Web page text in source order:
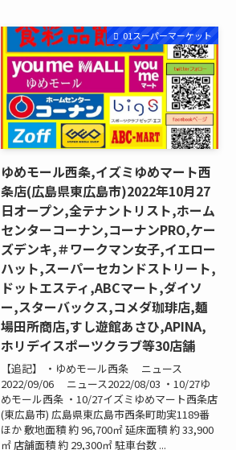
01スーパーマーケット
ゆめモール西条,イズミゆめマート西
条店(広島県東広島市)2022年10月27
日オープン,全テナントリスト,ホーム
センターコーナン,コーナンPRO,ケー
ズデンキ,＃ワークマン女子,イエロー
ハット,スーパーセカンドストリート,
ドットエスティ,ABCマート,ダイソ
ー,スターバックス,コメダ珈琲店,麺
場田所商店,すし遊館あさひ,APINA,
ホリデイスポーツクラブ等30店舗
【追記】 ・ゆめモール西条 ニュース
2022/09/06 ニュース2022/08/03 ・10/27ゆ
めモール西条 ・10/27イズミゆめマート西条店
(東広島市) 広島県東広島市西条町助実1189番
ほか 敷地面積 約 96,700㎡ 延床面積 約 33,900
㎡ 店舗面積 約 29,300㎡ 駐車台数 ...